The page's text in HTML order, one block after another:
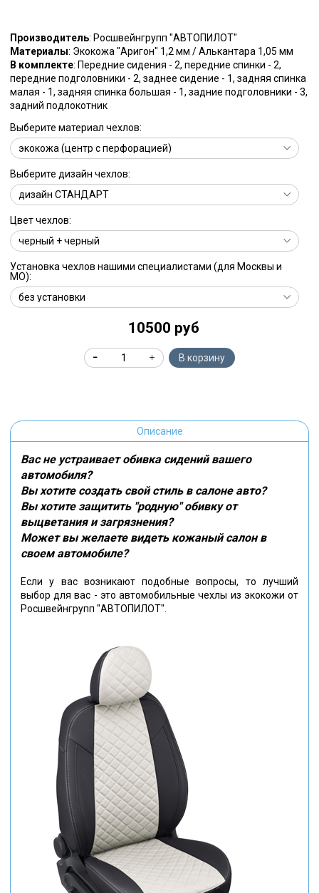
Производитель: Росшвейнгрупп "АВТОПИЛОТ"
Материалы: Экокожа "Аригон" 1,2 мм / Алькантара 1,05 мм
В комплекте: Передние сидения - 2, передние спинки - 2,
передние подголовники - 2, заднее сидение - 1, задняя спинка
малая - 1, задняя спинка большая - 1, задние подголовники - 3,
задний подлокотник
Выберите материал чехлов:
Выберите дизайн чехлов:
Цвет чехлов:
Установка чехлов нашими специалистами (для Москвы и
МО):
10500 руб
В корзину
Описание
Вас не устраивает обивка сидений вашего
автомобиля?
Вы хотите создать свой стиль в салоне авто?
Вы хотите защитить "родную" обивку от
выцветания и загрязнения?
Может вы желаете видеть кожаный салон в
своем автомобиле?
Если у вас возникают подобные вопросы, то лучший
выбор для вас - это автомобильные чехлы из экокожи от
Росшвейнгрупп "АВТОПИЛОТ".